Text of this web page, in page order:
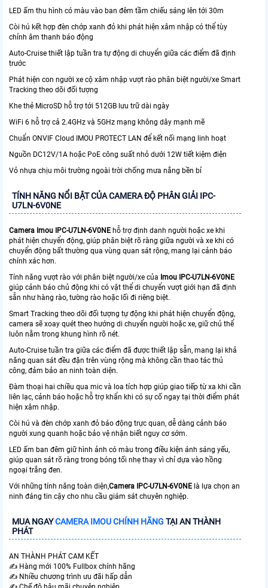
LED ấm thu hình có màu vào ban đêm tầm chiếu sáng lên tới 30m
Còi hú kết hợp đèn chớp xanh đỏ khi phát hiện xâm nhập có thể tùy
chỉnh âm thanh báo động
Auto-Cruise thiết lập tuần tra tự động di chuyển giữa các điểm đã định
trước
Phát hiện con người xe cộ xâm nhập vượt rào phân biệt người/xe Smart
Tracking theo dõi đối tượng
Khe thẻ MicroSD hỗ trợ tới 512GB lưu trữ dài ngày
WiFi 6 hỗ trợ cả 2.4GHz và 5GHz mạng không dây mạnh mẽ
Chuẩn ONVIF Cloud IMOU PROTECT LAN để kết nối mạng linh hoạt
Nguồn DC12V/1A hoặc PoE công suất nhỏ dưới 12W tiết kiệm điện
Vỏ nhựa chịu môi trường ngoài trời chống mưa nắng bền bỉ
TÍNH NĂNG NỔI BẬT CỦA CAMERA ĐỘ PHÂN GIẢI IPC-
U7LN-6V0NE
Camera Imou IPC-U7LN-6V0NE hỗ trợ định danh người hoặc xe khi
phát hiện chuyển động, giúp phân biệt rõ ràng giữa người và xe khi có
chuyển động bất thường qua vùng quan sát rộng, mang lại cảnh báo
chính xác hơn.
Tính năng vượt rào với phân biệt người/xe của Imou IPC-U7LN-6V0NE
giúp cảnh báo chủ động khi có vật thể di chuyển vượt giới hạn đã định
sẵn như hàng rào, tường rào hoặc lối đi riêng biệt.
Smart Tracking theo dõi đối tượng tự động khi phát hiện chuyển động,
camera sẽ xoay quét theo hướng di chuyển người hoặc xe, giữ chủ thể
luôn nằm trong khung hình rõ nét.
Auto-Cruise tuần tra giữa các điểm đã được thiết lập sẵn, mang lại khả
năng quan sát đều đặn trên vùng rộng mà không cần thao tác thủ
công, đảm bảo an ninh toàn diện.
Đàm thoại hai chiều qua mic và loa tích hợp giúp giao tiếp từ xa khi cần
liên lạc, cảnh báo hoặc hỗ trợ khẩn khi có sự cố ngay tại thời điểm phát
hiện xâm nhập.
Còi hú và đèn chớp xanh đỏ báo động trực quan, dễ dàng cảnh báo
người xung quanh hoặc bảo vệ nhận biết nguy cơ sớm.
LED ấm ban đêm giữ hình ảnh có màu trong điều kiện ánh sáng yếu,
giúp quan sát rõ ràng trong bóng tối nhẹ thay vì chỉ dựa vào hồng
ngoại trắng đen.
Với những tính năng toàn diện,Camera IPC-U7LN-6V0NE là lựa chọn an
ninh đáng tin cậy cho nhu cầu giám sát chuyên nghiệp.
MUA NGAYCAMERA IMOU CHÍNH HÃNG TẠI AN THÀNH
PHÁT
AN THÀNH PHÁT CAM KẾT
✍️ Hàng mới 100% Fullbox chính hãng
✍️ Nhiều chương trình ưu đãi hấp dẫn